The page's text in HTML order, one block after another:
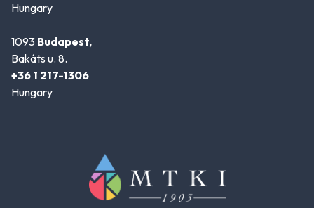
Hungary
1093 Budapest,
Bakáts u. 8.
+36 1 217-1306
Hungary